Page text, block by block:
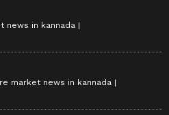
news in kannada
market news in kannada